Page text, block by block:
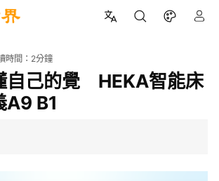
時間： 2分鐘
自己的覺 HEKA智能床
A9 B1